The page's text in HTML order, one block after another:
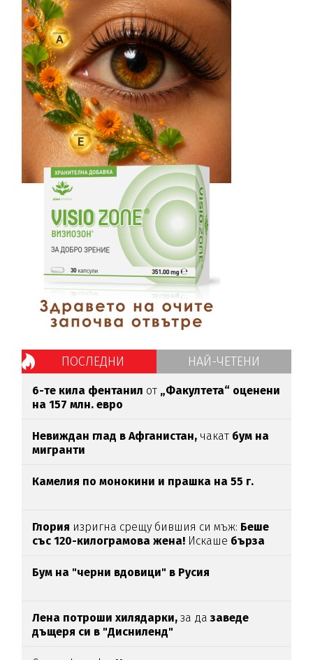
ПОСЛЕДНИ НАЙ-ЧЕТЕНИ
6-те кила фентанил от „Факултета“ оценени
на 157 млн. евро
Невиждан глад в Афганистан, чакат бум на
мигранти
Камелия по монокини и прашка на 55 г.
Глория изригна срещу бившия си мъж: Беше
със 120-килограмова жена! Искаше бърза
Бум на "черни вдовици" в Русия
Лена потроши хилядарки,за да заведе
дъщеря си в "Дисниленд"